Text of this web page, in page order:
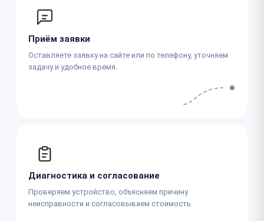
Приём заявки
Оставляете заявку на сайте или по телефону, уточняем
задачу и удобное время.
Диагностика и согласование
Проверяем устройство, объясняем причину
неисправности и согласовываем стоимость.